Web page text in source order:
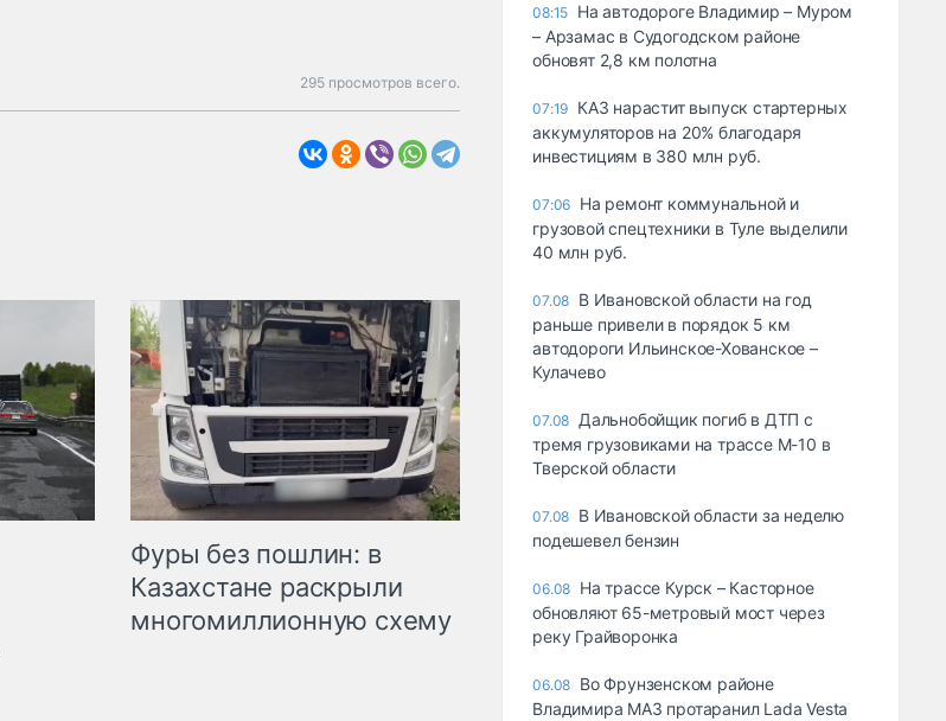
295 просмотров всего.
Фуры без пошлин: в
Казахстане раскрыли
многомиллионную схему
08:15 На автодороге Владимир – Муром
– Арзамас в Судогодском районе
обновят 2,8 км полотна
07:19 КАЗ нарастит выпуск стартерных
аккумуляторов на 20% благодаря
инвестициям в 380 млн руб.
07:06 На ремонт коммунальной и
грузовой спецтехники в Туле выделили
40 млн руб.
07.08 В Ивановской области на год
раньше привели в порядок 5 км
автодороги Ильинское-Хованское –
Кулачево
07.08 Дальнобойщик погиб в ДТП с
тремя грузовиками на трассе М-10 в
Тверской области
07.08 В Ивановской области за неделю
подешевел бензин
06.08 На трассе Курск – Касторное
обновляют 65-метровый мост через
реку Грайворонка
06.08 Во Фрунзенском районе
Владимира МАЗ протаранил Lada Vesta